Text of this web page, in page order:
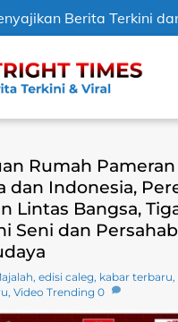
Berita Terkini
Rumah
dan Indonesia,
Lintas Bangsa,
Seni dan
,edisi caleg, kabar terbaru,
,Video Trending 0